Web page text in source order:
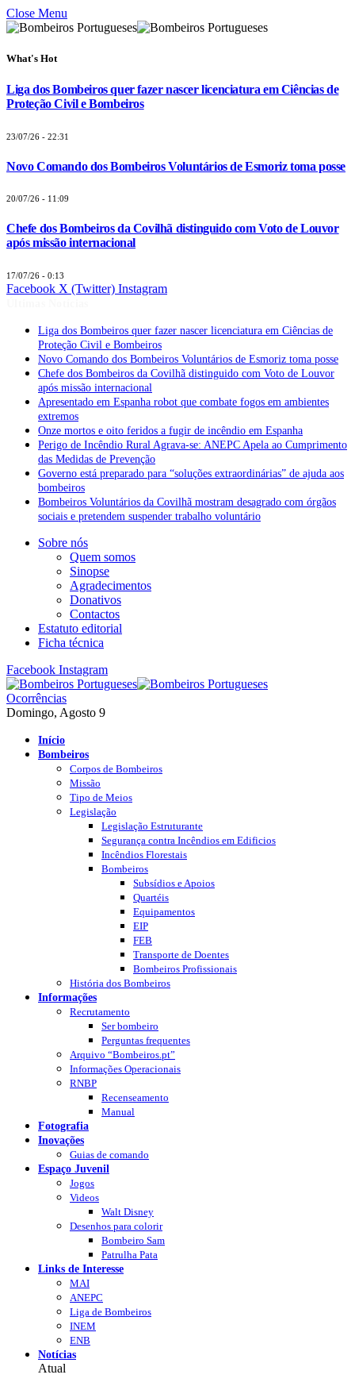
Close Menu
What's Hot
Liga dos Bombeiros quer fazer nascer licenciatura em Ciências de
Proteção Civil e Bombeiros
23/07/26 - 22:31
Novo Comando dos Bombeiros Voluntários de Esmoriz toma posse
20/07/26 - 11:09
Chefe dos Bombeiros da Covilhã distinguido com Voto de Louvor
após missão internacional
17/07/26 - 0:13
Facebook X (Twitter) Instagram
Liga dos Bombeiros quer fazer nascer licenciatura em Ciências de
Proteção Civil e Bombeiros
Novo Comando dos Bombeiros Voluntários de Esmoriz toma posse
Chefe dos Bombeiros da Covilhã distinguido com Voto de Louvor
após missão internacional
Apresentado em Espanha robot que combate fogos em ambientes
extremos
Onze mortos e oito feridos a fugir de incêndio em Espanha
Perigo de Incêndio Rural Agrava-se: ANEPC Apela ao Cumprimento
das Medidas de Prevenção
Governo está preparado para “soluções extraordinárias” de ajuda aos
bombeiros
Bombeiros Voluntários da Covilhã mostram desagrado com órgãos
sociais e pretendem suspender trabalho voluntário
Sobre nós
Quem somos
Sinopse
Agradecimentos
Donativos
Contactos
Estatuto editorial
Ficha técnica
Facebook Instagram
Ocorrências
Domingo, Agosto 9
Início
Bombeiros
Corpos de Bombeiros
Missão
Tipo de Meios
Legislação
Legislação Estruturante
Segurança contra Incêndios em Edificios
Incêndios Florestais
Bombeiros
Subsídios e Apoios
Quartéis
Equipamentos
EIP
FEB
Transporte de Doentes
Bombeiros Profissionais
História dos Bombeiros
Informações
Recrutamento
Ser bombeiro
Perguntas frequentes
Arquivo “Bombeiros.pt”
Informações Operacionais
RNBP
Recenseamento
Manual
Fotografia
Inovações
Guias de comando
Espaço Juvenil
Jogos
Videos
Walt Disney
Desenhos para colorir
Bombeiro Sam
Patrulha Pata
Links de Interesse
MAI
ANEPC
Liga de Bombeiros
INEM
ENB
Notícias
Atual